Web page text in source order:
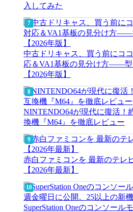
入してみた
中古ドリキャス、買う前にコ
応＆VA1基板の見分け方——型
【2026年版】
NINTENDO64が現代に復活！
換機『M64』を徹底レビュー
赤白ファミコンを 最新のテレ
【2026年最新】
SuperStation Oneのコンソール